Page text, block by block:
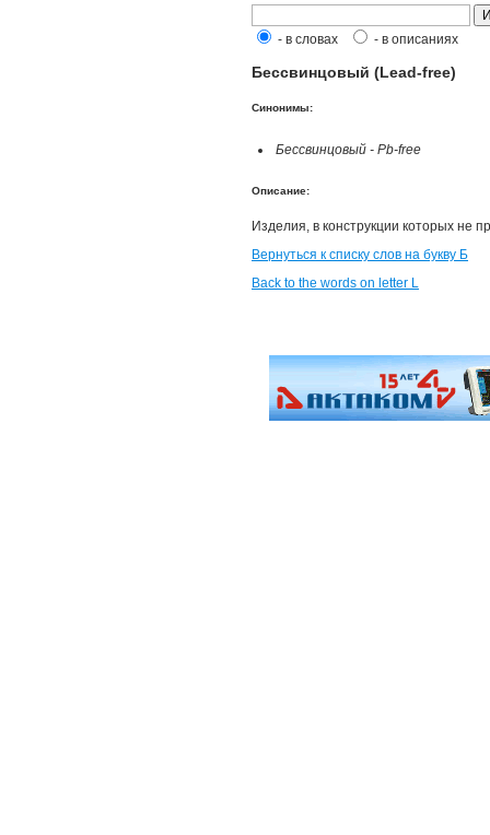
- в словах - в описаниях
Бессвинцовый (Lead-free)
Синонимы:
Бессвинцовый - Pb-free
Описание:
Изделия, в конструкции которых не
Вернуться к списку слов на букву Б
Back to the words on letter L